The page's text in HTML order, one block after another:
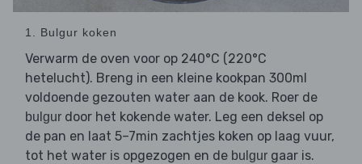
1. Bulgur koken
Verwarm de oven voor op 240°C (220°C
hetelucht). Breng in een kleine kookpan 300ml
voldoende gezouten water aan de kook. Roer de
bulgur door het kokende water. Leg een deksel op
de pan en laat 5–7min zachtjes koken op laag vuur,
tot het water is opgezogen en de bulgur gaar is.